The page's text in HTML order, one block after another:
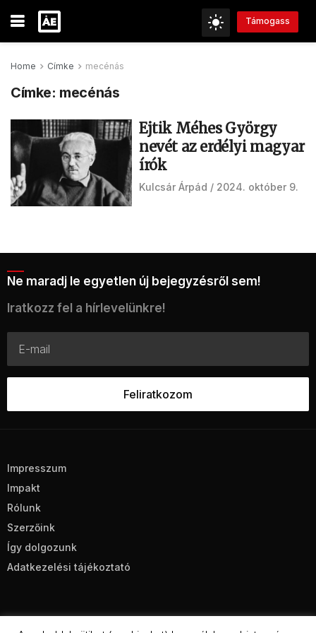
Támogass
Home Címke mecénás
Címke: mecénás
Ejtik Méhes György
nevét az erdélyi magyar
írók
Kulcsár Árpád 2024. október 9.
Ne maradj le egyetlen új bejegyzésről sem!
Iratkozz fel a hírlevelünkre!
Impresszum
Impakt
Rólunk
Szerzőink
Így dolgozunk
Adatkezelési tájékoztató